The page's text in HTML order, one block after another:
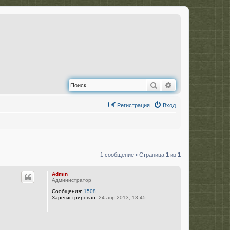
Поиск Расширенный
Вход
Регистрация
1 сообщение • Страница 1 из 1
Admin
Администратор
Сообщения: 1508
Зарегистрирован: 24 апр 2013, 13:45